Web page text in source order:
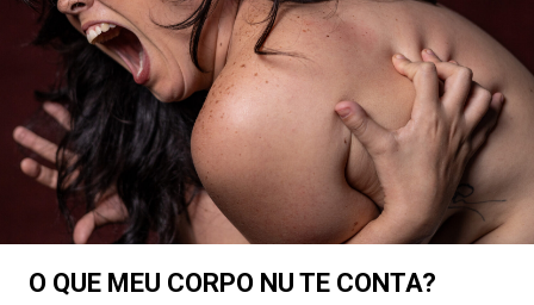
O QUE MEU CORPO NU TE CONTA?